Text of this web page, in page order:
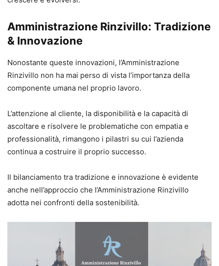
Amministrazione Rinzivillo: Tradizione
& Innovazione
Nonostante queste innovazioni, l’Amministrazione
Rinzivillo non ha mai perso di vista l’importanza della
componente umana nel proprio lavoro.
L’attenzione al cliente, la disponibilità e la capacità di
ascoltare e risolvere le problematiche con empatia e
professionalità, rimangono i pilastri su cui l’azienda
continua a costruire il proprio successo.
Il bilanciamento tra tradizione e innovazione è evidente
anche nell’approccio che l’Amministrazione Rinzivillo
adotta nei confronti della sostenibilità.